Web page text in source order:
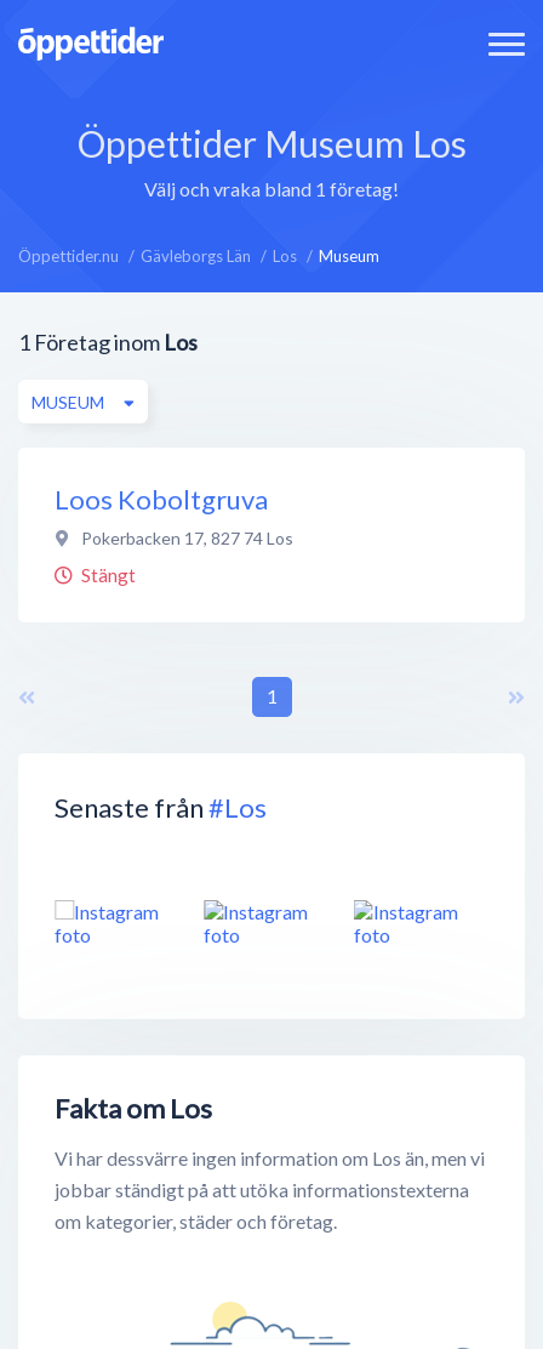
Öppettider Museum Los
Välj och vraka bland 1 företag!
Öppettider.nu Gävleborgs Län Los Museum
Senaste från#Los
Fakta om Los
Vi har dessvärre ingen information om Los än, men vi
jobbar ständigt på att utöka informationstexterna
om kategorier, städer och företag.
1 Företag inom Los
MUSEUM
Loos Koboltgruva
Pokerbacken 17, 827 74Los
Stängt
1